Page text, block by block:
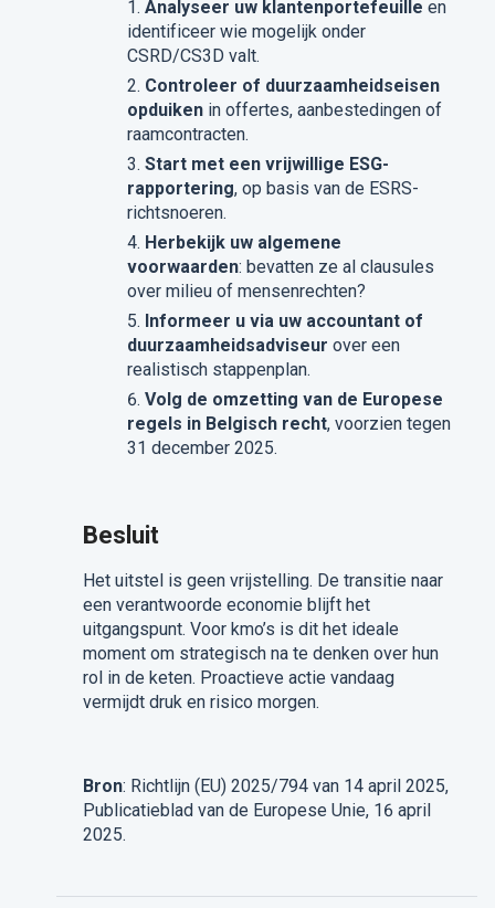
Analyseer uw klantenportefeuille en
identificeer wie mogelijk onder
CSRD/CS3D valt.
Controleer of duurzaamheidseisen
opduikenin offertes, aanbestedingen of
raamcontracten.
Start met een vrijwillige ESG-
rapportering, op basis van de ESRS-
richtsnoeren.
Herbekijk uw algemene
voorwaarden: bevatten ze al clausules
over milieu of mensenrechten?
Informeer u via uw accountant of
duurzaamheidsadviseur over een
realistisch stappenplan.
Volg de omzetting van de Europese
regels in Belgisch recht, voorzien tegen
31 december 2025.
Besluit
Het uitstel is geen vrijstelling. De transitie naar
een verantwoorde economie blijft het
uitgangspunt. Voor kmo’s is dit het ideale
moment om strategisch na te denken over hun
rol in de keten. Proactieve actie vandaag
vermijdt druk en risico morgen.
Bron: Richtlijn (EU) 2025/794 van 14 april 2025,
Publicatieblad van de Europese Unie, 16 april
2025.